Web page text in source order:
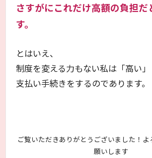
さすがにこれだけ高額の負担だ
す。
とはいえ、
制度を変える力もない私は「高い
支払い手続きをするのであります。
ご覧いただきありがとうございました！よ
願いします